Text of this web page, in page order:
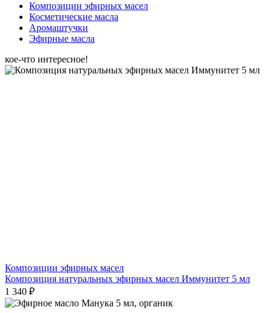
Композиции эфирных масел
Косметические масла
Аромаштучки
Эфирные масла
кое-что интересное!
Композиции эфирных масел
Композиция натуральных эфирных масел Иммунитет 5 мл
1 340 ₽